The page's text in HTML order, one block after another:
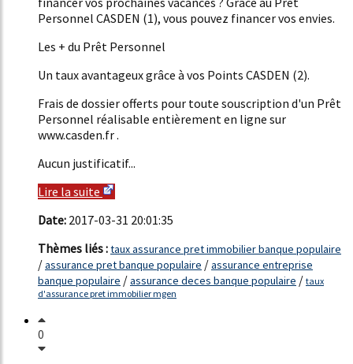
Personnel CASDEN (1), vous pouvez financer vos envies.
Les + du Prêt Personnel
Un taux avantageux grâce à vos Points CASDEN (2).
Frais de dossier offerts pour toute souscription d'un Prêt
Personnel réalisable entièrement en ligne sur
www.casden.fr .
Aucun justificatif...
Lire la suite
Date: 2017-03-31 20:01:35
Thèmes liés :taux assurance pret immobilier banque populaire
/assurance pret banque populaire /assurance entreprise
banque populaire /assurance deces banque populaire / taux
d'assurance pret immobilier mgen
0